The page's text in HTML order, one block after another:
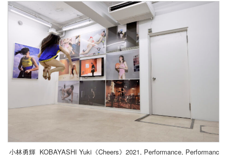
小林勇輝 KOBAYASHI Yuki《Cheers》2021, Performance, Performanc